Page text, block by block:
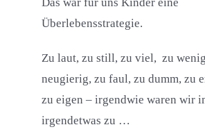
Überlebensstrategie.
Zu laut, zu still, zu viel, zu
neugierig, zu faul, zu dumm, zu
zu eigen – irgendwie waren wir
irgendetwas zu …